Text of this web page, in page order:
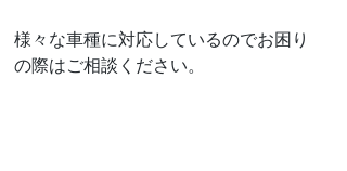
様々な車種に対応しているのでお困り
の際はご相談ください。